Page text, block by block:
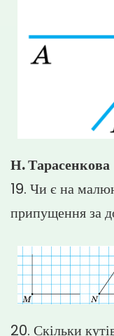
Н. Тарасенкова
19. Чи є на
припущення за
20. Скільки